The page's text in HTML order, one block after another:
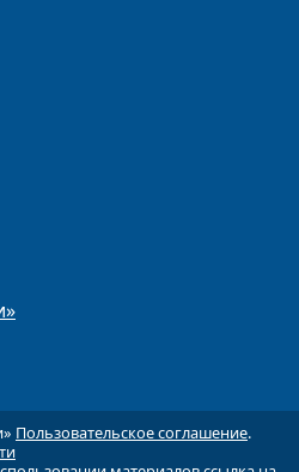
Пользовательское соглашение.